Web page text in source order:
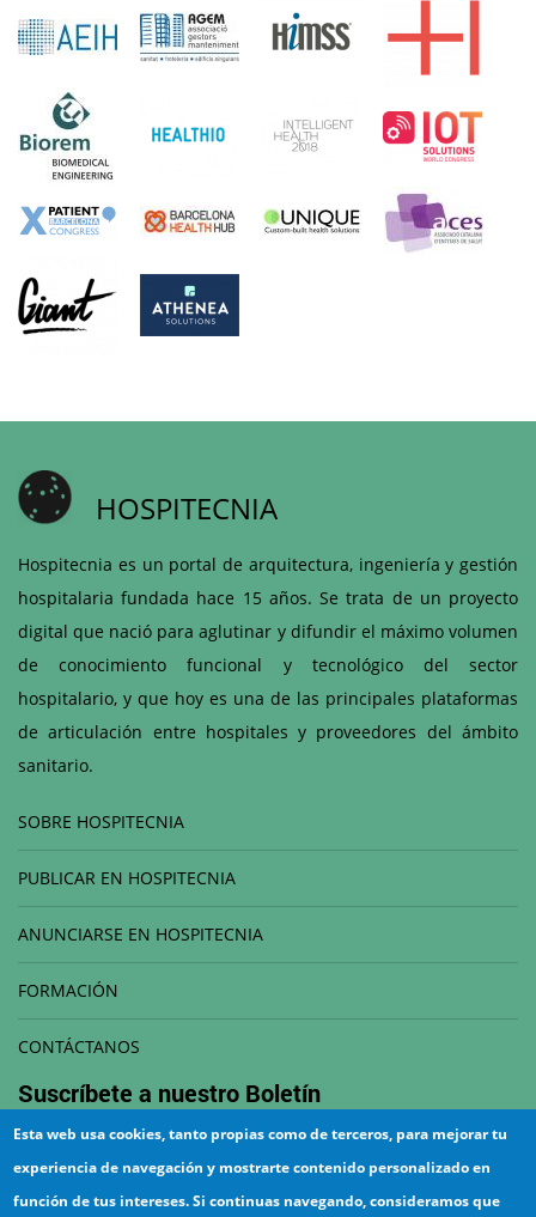
HOSPITECNIA
Hospitecnia es un portal de arquitectura, ingeniería y gestión
hospitalaria fundada hace 15 años. Se trata de un proyecto
digital que nació para aglutinar y difundir el máximo volumen
de conocimiento funcional y tecnológico del sector
hospitalario, y que hoy es una de las principales plataformas
de articulación entre hospitales y proveedores del ámbito
sanitario.
SOBRE HOSPITECNIA
PUBLICAR EN HOSPITECNIA
ANUNCIARSE EN HOSPITECNIA
FORMACIÓN
CONTÁCTANOS
Suscríbete a nuestro Boletín
Esta web usa cookies, tanto propias como de terceros, para mejorar tu
experiencia de navegación y mostrarte contenido personalizado en
función de tus intereses. Si continuas navegando, consideramos que